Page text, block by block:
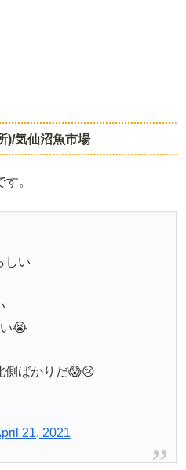
)/気仙沼魚市場
。
しい
😭
側ばかりだ😱😢
21, 2021